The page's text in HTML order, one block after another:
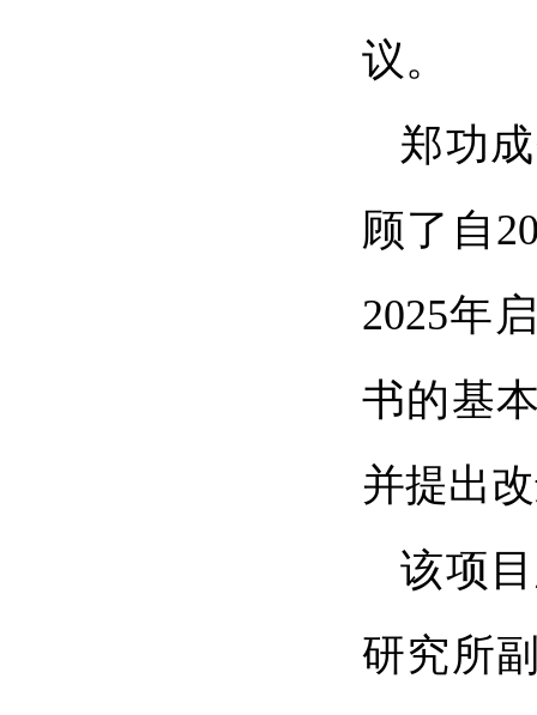
议。
郑功
顾了自
2025年
书的基
并提出
该项
研究所